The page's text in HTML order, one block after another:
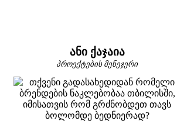
ანი ქაჯაია
პროექტების მენეჯერი